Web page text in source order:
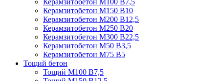
Керамзитобетон М100 В7,5
Керамзитобетон М150 В10
Керамзитобетон М200 В12,5
Керамзитобетон М250 В20
Керамзитобетон М300 В22,5
Керамзитобетон М50 В3,5
Керамзитобетон М75 В5
Тощий бетон
Тощий М100 В7,5